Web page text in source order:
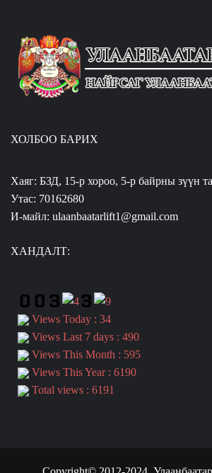
ХОЛБОО БАРИХ
Хаяг: БЗД, 15-р хороо, 5-р байрны зүүн
Утас: 70162680
И-майл: ulaanbaatarlift1@gmail.com
ХАНДАЛТ:
Views Today : 34
Views Last 7 days : 490
Views This Month : 595
Views This Year : 6190
Total views : 6191